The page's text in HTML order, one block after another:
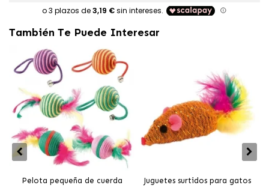
También Te Puede Interesar
Pelota pequeña de cuerda
Juguetes surtidos para gatos